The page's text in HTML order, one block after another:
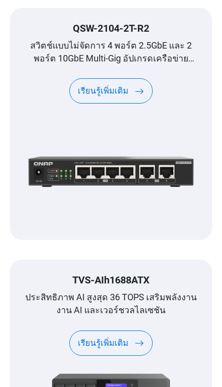
QSW-2104-2T-R2
สวิตช์แบบไม่จัดการ 4 พอร์ต 2.5GbE และ 2
พอร์ต 10GbE Multi-Gig อัปเกรดเครือข่าย
เรียนรู้เพิ่มเติม
TVS-AIh1688ATX
ประสิทธิภาพ AI สูงสุด 36 TOPS เสริมพลังงาน
งาน AI และเวอร์ชวลไลเซชัน
เรียนรู้เพิ่มเติม